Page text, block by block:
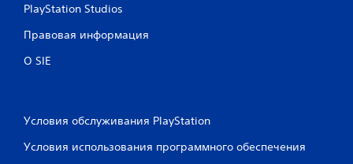
PlayStation Studios
Правовая информация
О SIE
Условия обслуживания PlayStation
Условия использования программного обеспечения